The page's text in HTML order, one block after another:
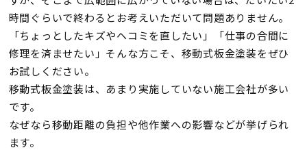
時間ぐらいで終わるとお考えいただいて問題ありません。
「ちょっとしたキズやヘコミを直したい」「仕事の合間に
修理を済ませたい」そんな方こそ、移動式板金塗装をぜひ
お試しください。
移動式板金塗装は、あまり実施していない施工会社が多い
です。
なぜなら移動距離の負担や他作業への影響などが挙げられ
ます。